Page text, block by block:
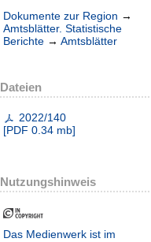
Dokumente zur Region →
Amtsblätter. Statistische
Berichte → Amtsblätter
Dateien
2022/140
[PDF 0.34 mb]
Nutzungshinweis
Das Medienwerk ist im